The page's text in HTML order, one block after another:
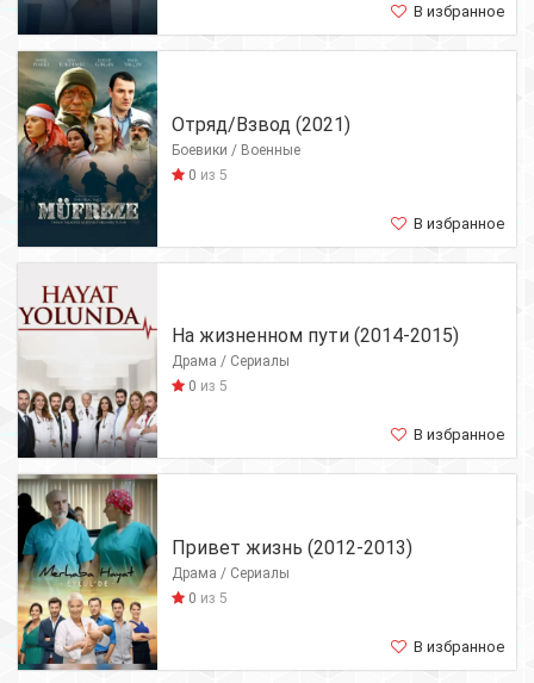
В избранное
Отряд/Взвод (2021)
Боевики / Военные
0 из 5
В избранное
На жизненном пути (2014-2015)
Драма / Сериалы
0 из 5
В избранное
Привет жизнь (2012-2013)
Драма / Сериалы
0 из 5
В избранное